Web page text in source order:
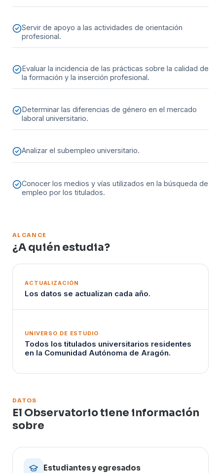
Servir de apoyo a las actividades de orientación
profesional.
Evaluar la incidencia de las prácticas sobre la calidad de
la formación y la inserción profesional.
Determinar las diferencias de género en el mercado
laboral universitario.
Analizar el subempleo universitario.
Conocer los medios y vías utilizados en la búsqueda de
empleo por los titulados.
ALCANCE
¿A quién estudia?
ACTUALIZACIÓN
Los datos se actualizan cada año.
UNIVERSO DE ESTUDIO
Todos los titulados universitarios residentes
en la Comunidad Autónoma de Aragón.
DATOS
El Observatorio tiene información
sobre
Estudiantes y egresados